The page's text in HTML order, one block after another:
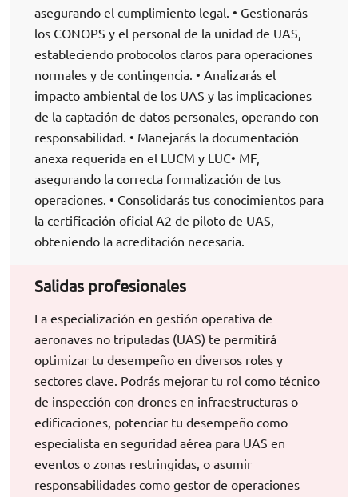
asegurando el cumplimiento legal. • Gestionarás
los CONOPS y el personal de la unidad de UAS,
estableciendo protocolos claros para operaciones
normales y de contingencia. • Analizarás el
impacto ambiental de los UAS y las implicaciones
de la captación de datos personales, operando con
responsabilidad. • Manejarás la documentación
anexa requerida en el LUCM y LUC• MF,
asegurando la correcta formalización de tus
operaciones. • Consolidarás tus conocimientos para
la certificación oficial A2 de piloto de UAS,
obteniendo la acreditación necesaria.
Salidas profesionales
La especialización en gestión operativa de
aeronaves no tripuladas (UAS) te permitirá
optimizar tu desempeño en diversos roles y
sectores clave. Podrás mejorar tu rol como técnico
de inspección con drones en infraestructuras o
edificaciones, potenciar tu desempeño como
especialista en seguridad aérea para UAS en
eventos o zonas restringidas, o asumir
responsabilidades como gestor de operaciones